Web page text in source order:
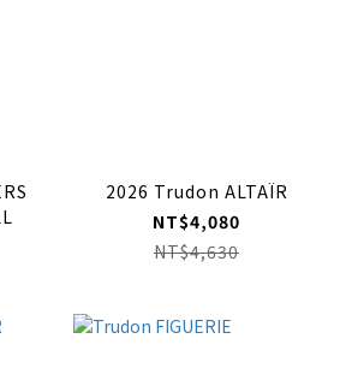
2026 Trudon ALTAÏR
NT$4,080
NT$4,630